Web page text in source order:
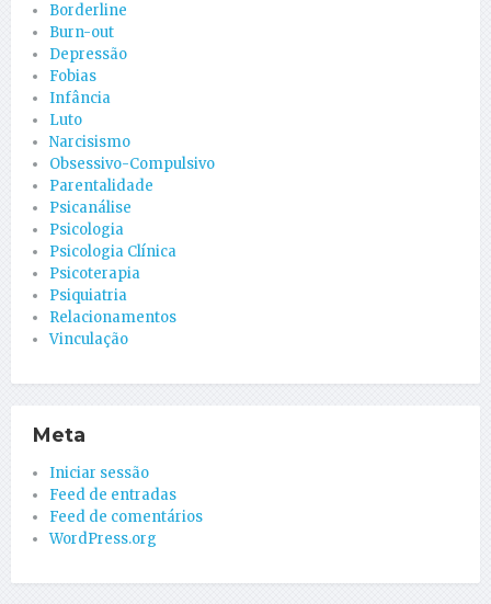
Borderline
Burn-out
Depressão
Fobias
Infância
Luto
Narcisismo
Obsessivo-Compulsivo
Parentalidade
Psicanálise
Psicologia
Psicologia Clínica
Psicoterapia
Psiquiatria
Relacionamentos
Vinculação
Meta
Iniciar sessão
Feed de entradas
Feed de comentários
WordPress.org